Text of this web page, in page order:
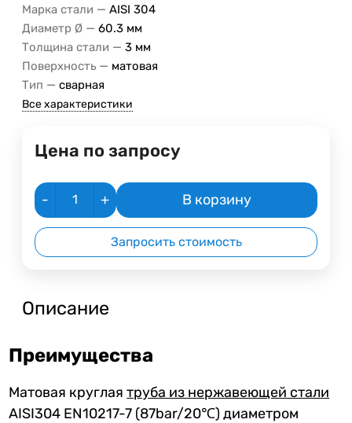
Марка стали — AISI 304
Диаметр Ø — 60.3 мм
Толщина стали — 3 мм
Поверхность — матовая
Тип — сварная
Все характеристики
Цена по запросу
- + В корзину
Запросить стоимость
Описание
Преимущества
Матовая круглаятруба из нержавеющей стали
AISI304 EN10217-7 (87bar/20℃) диаметром